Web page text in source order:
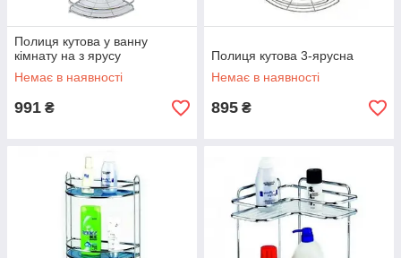
Полиця кутова у ванну
кімнату на з ярусу
Немає в наявності
991 ₴
Полиця кутова 3-ярусна
Немає в наявності
895 ₴